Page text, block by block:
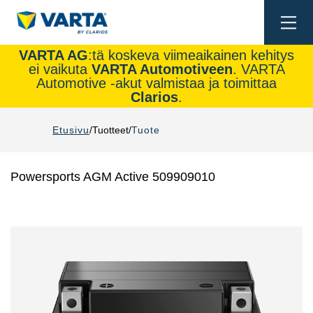
VARTA AG:tä koskeva viimeaikainen kehitys
ei vaikuta VARTA Automotiveen. VARTA
Automotive -akut valmistaa ja toimittaa
Clarios.
Etusivu Tuotteet Tuote
Powersports AGM Active 509909010